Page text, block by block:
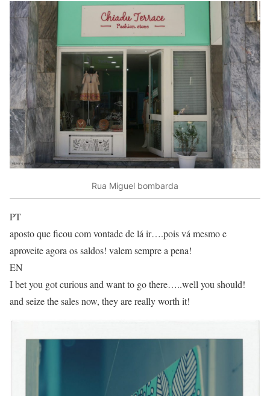
Rua Miguel bombarda
PT
aposto que ficou com vontade de lá ir….pois vá mesmo e
aproveite agora os saldos! valem sempre a pena!
EN
I bet you got curious and want to go there…..well you should!
and seize the sales now, they are really worth it!